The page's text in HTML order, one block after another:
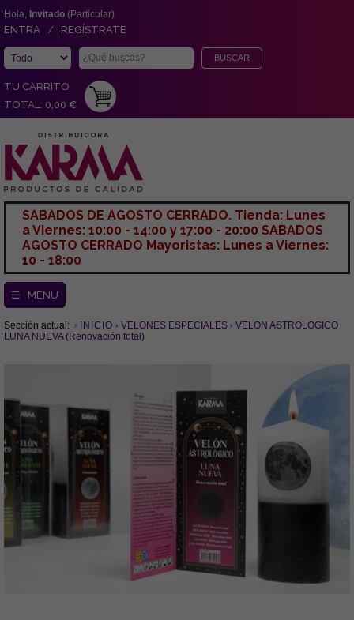
Hola, Invitado (Particular)
ENTRA / REGÍSTRATE
TU CARRITO
TOTAL: 0,00 €
SABADOS DE AGOSTO CERRADO. Tienda: Lunes
a Viernes: 10:00 - 14:00 y 17:00 - 20:00 SABADOS
AGOSTO CERRADO Mayoristas: Lunes a Viernes:
10 - 18:00
☰ MENU
Sección actual: INICIO VELONES ESPECIALES
VELON ASTROLOGICO
LUNA NUEVA (Renovación total)